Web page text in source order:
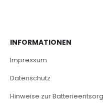
INFORMATIONEN
Impressum
Datenschutz
Hinweise zur